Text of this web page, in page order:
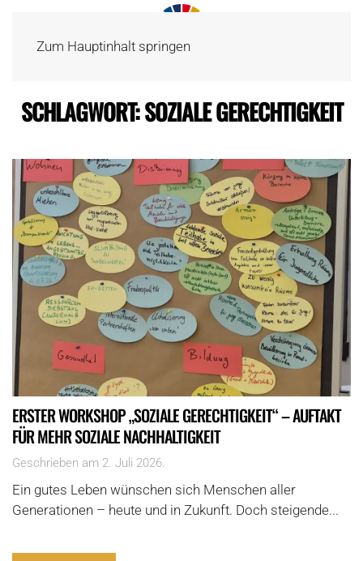
Zum Hauptinhalt springen
SCHLAGWORT:SOZIALE GERECHTIGKEIT
ERSTER WORKSHOP „SOZIALE GERECHTIGKEIT“ – AUFTAKT
FÜR MEHR SOZIALE NACHHALTIGKEIT
Geschrieben am 2. Juli 2026
Ein gutes Leben wünschen sich Menschen aller
Generationen – heute und in Zukunft. Doch steigende...